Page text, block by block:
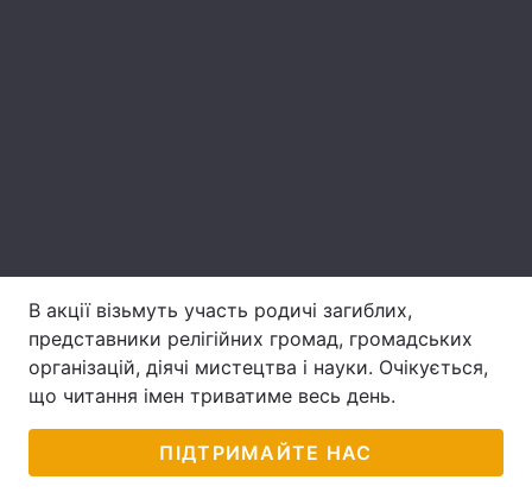
Тема оформлення
В акції візьмуть участь родичі загиблих,
представники релігійних громад, громадських
організацій, діячі мистецтва і науки. Очікується,
що читання імен триватиме весь день.
ПІДТРИМАЙТЕ НАС